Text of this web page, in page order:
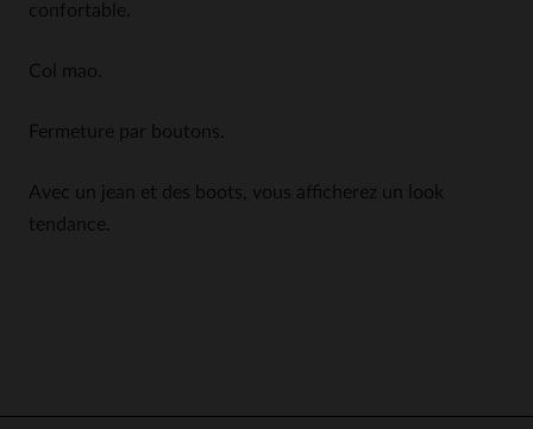
confortable.
Col mao.
Fermeture par boutons.
Avec un jean et des boots, vous afficherez un look
tendance.